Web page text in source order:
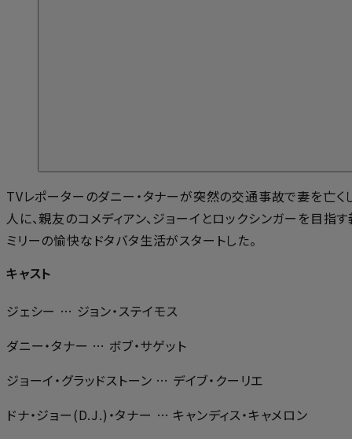
TVレポーターのダニー・タナーが突然の交通事故で妻を亡く
人に、親友のコメディアン、ジョーイとロックシンガーを目指
ミリーの愉快なドタバタ生活がスタートした。
キャスト
ジェシー … ジョン・ステイモス
ダニー・タナー … ボブ・サゲット
ジョーイ・グラッドストーン … デイブ・クーリエ
ドナ・ジョー(D.J.)・タナー … キャンディス・キャメロン